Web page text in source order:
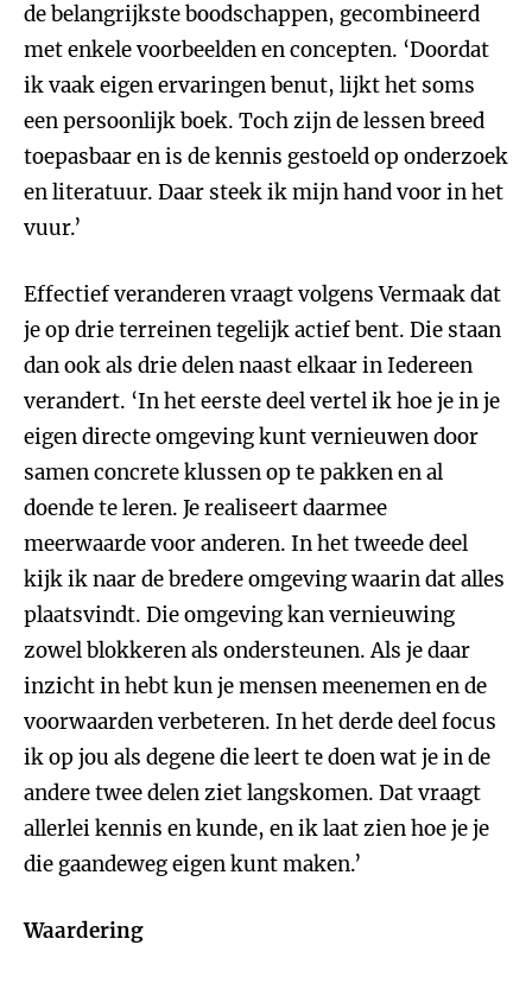
de belangrijkste boodschappen, gecombineerd
met enkele voorbeelden en concepten. ‘Doordat
ik vaak eigen ervaringen benut, lijkt het soms
een persoonlijk boek. Toch zijn de lessen breed
toepasbaar en is de kennis gestoeld op onderzoek
en literatuur. Daar steek ik mijn hand voor in het
vuur.’
Effectief veranderen vraagt volgens Vermaak dat
je op drie terreinen tegelijk actief bent. Die staan
dan ook als drie delen naast elkaar in Iedereen
verandert. ‘In het eerste deel vertel ik hoe je in je
eigen directe omgeving kunt vernieuwen door
samen concrete klussen op te pakken en al
doende te leren. Je realiseert daarmee
meerwaarde voor anderen. In het tweede deel
kijk ik naar de bredere omgeving waarin dat alles
plaatsvindt. Die omgeving kan vernieuwing
zowel blokkeren als ondersteunen. Als je daar
inzicht in hebt kun je mensen meenemen en de
voorwaarden verbeteren. In het derde deel focus
ik op jou als degene die leert te doen wat je in de
andere twee delen ziet langskomen. Dat vraagt
allerlei kennis en kunde, en ik laat zien hoe je je
die gaandeweg eigen kunt maken.’
Waardering